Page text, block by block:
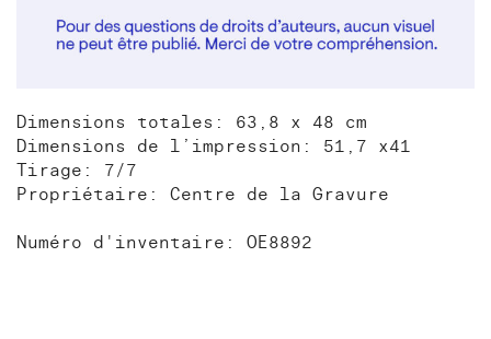
Dimensions totales: 63,8 x 48 cm
Dimensions de l’impression: 51,7 x41
Tirage: 7/7
Propriétaire: Centre de la Gravure
Numéro d'inventaire: OE8892